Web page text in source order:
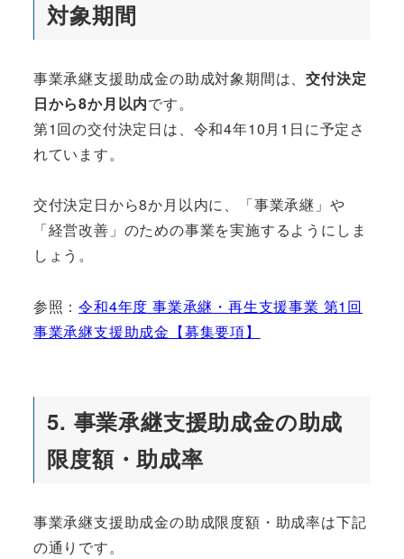
対象期間
事業承継支援助成金の助成対象期間は、交付決定
日から8か月以内です。
第1回の交付決定日は、令和4年10月1日に予定さ
れています。
交付決定日から8か月以内に、「事業承継」や
「経営改善」のための事業を実施するようにしま
しょう。
参照：令和4年度 事業承継・再生支援事業 第1回
事業承継支援助成金【募集要項】
5. 事業承継支援助成金の助成
限度額・助成率
事業承継支援助成金の助成限度額・助成率は下記
の通りです。